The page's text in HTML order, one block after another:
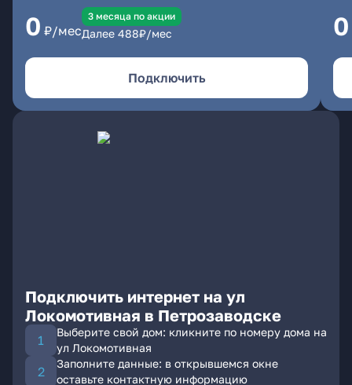
0 ₽/мес
3 месяцa по акции
Далее 488₽/мес
Подключить
0
Подключить интернет на ул
Локомотивная в Петрозаводске
Выберите свой дом: кликните по номеру дома на
ул Локомотивная
Заполните данные: в открывшемся окне
оставьте контактную информацию